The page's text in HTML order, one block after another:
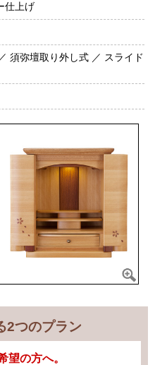
仕上げ
須弥壇取り外し式 ／ スライド
2つのプラン
望の方へ。